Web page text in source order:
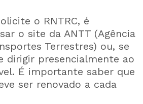
o RNTRC, é
o site da ANTT (Agência
Terrestres) ou, se
dirigir presencialmente ao
É importante saber que
ser renovado a cada